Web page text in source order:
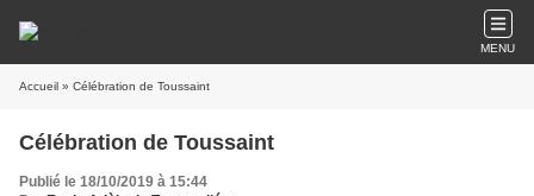
MENU
Accueil » Célébration de Toussaint
Célébration de Toussaint
Publié le 18/10/2019 à 15:44